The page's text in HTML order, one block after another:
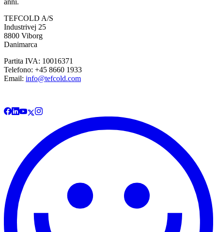
TEFCOLD A/S
Industrivej 25
8800 Viborg
Danimarca
Partita IVA: 10016371
Telefono: +45 8660 1933
Email: info@tefcold.com